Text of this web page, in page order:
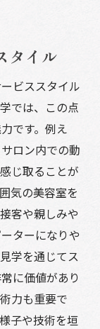
タイル
ビススタイル
では、この点
です。例え
ロン内での動
じ取ることが
気の美容室を
客や親しみや
ターになりや
学を通じてス
に価値があり
力も重要で
子や技術を垣